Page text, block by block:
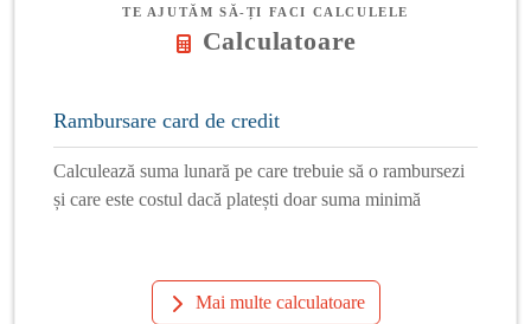
TE AJUTĂM SĂ-ȚI FACI CALCULELE
Calculatoare
Rambursare card de credit
Calculează suma lunară pe care trebuie să o rambursezi
și care este costul dacă platești doar suma minimă
Mai multe calculatoare